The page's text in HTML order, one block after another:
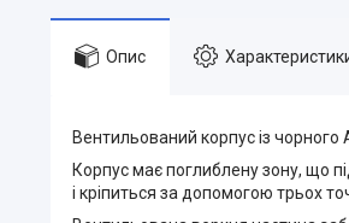
Опис
Вентильований корпус із чорного
Корпус має поглиблену зону, що
і кріпиться за допомогою трьох